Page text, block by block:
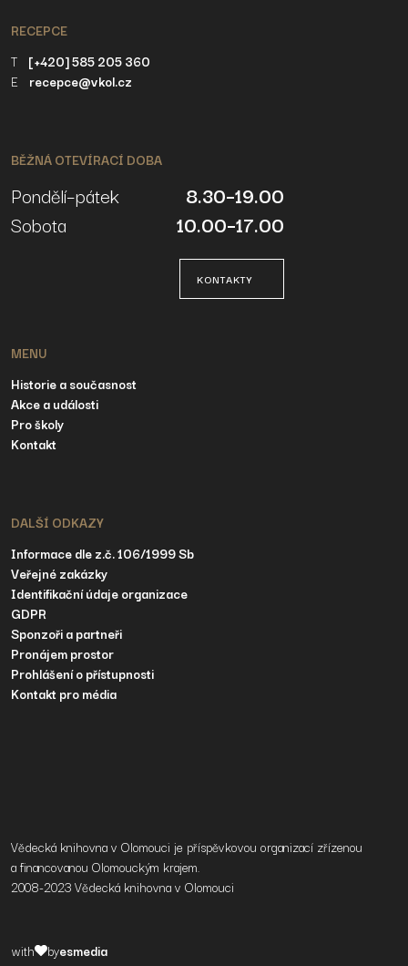
RECEPCE
T [+420] 585 205 360
E
recepce@vkol.cz
BĚŽNÁ OTEVÍRACÍ DOBA
Pondělí–pátek
8.30–19.00
Sobota
10.00–17.00
KONTAKTY
MENU
Historie a současnost
Akce a události
Pro školy
Kontakt
DALŠÍ ODKAZY
Informace dle z.č. 106/1999 Sb
Veřejné zakázky
Identifikační údaje organizace
GDPR
Sponzoři a partneři
Pronájem prostor
Prohlášení o přístupnosti
Kontakt pro média
Vědecká knihovna v Olomouci je příspěvkovou organizací zřízenou
a financovanou Olomouckým krajem.
2008-2023 Vědecká knihovna v Olomouci
with byesmedia